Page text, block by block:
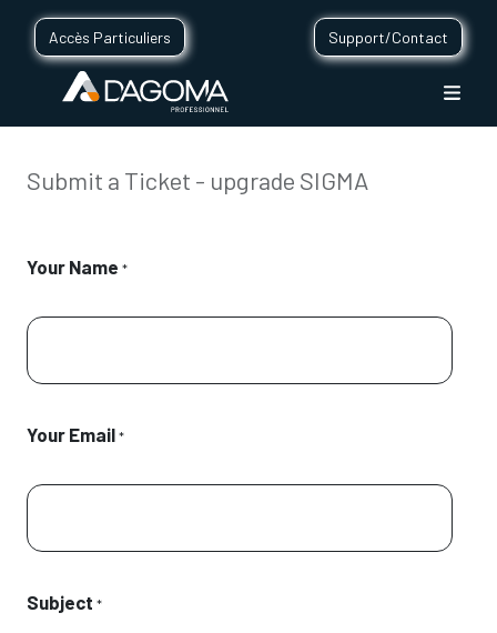
Accès Particuliers Support/Contact
Submit a Ticket - upgrade SIGMA
Your Name *
Your Email *
Subject *